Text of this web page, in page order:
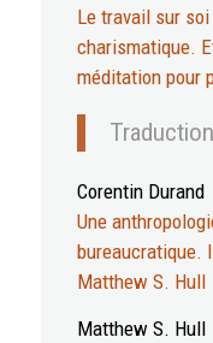
Le travail sur soi
charismatique.
méditation pour
Corentin Durand
Une
bureaucratique.
Matthew S. Hull
Matthew S. Hull